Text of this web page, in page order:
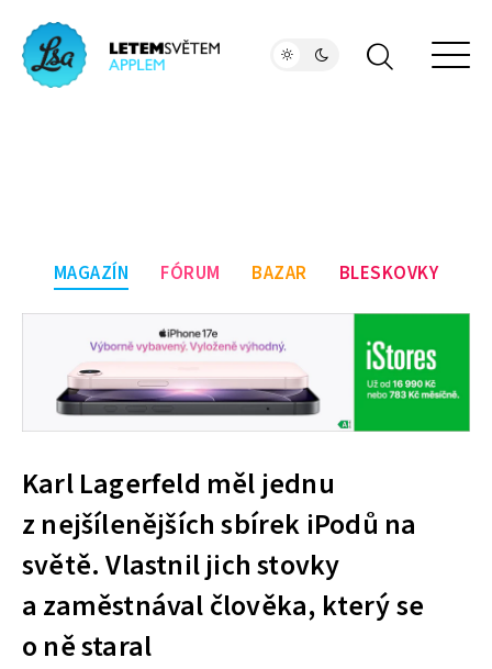
MAGAZÍN FÓRUM BAZAR BLESKOVKY
Karl Lagerfeld měl jednu
z nejšílenějších sbírek iPodů na
světě. Vlastnil jich stovky
a zaměstnával člověka, který se
o ně staral